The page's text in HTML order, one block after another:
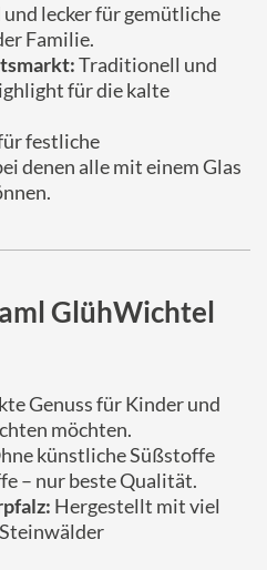
lecker für gemütliche
Familie.
Traditionell und
für die kalte
festliche
denen alle mit einem Glas
GlühWichtel
Genuss für Kinder und
möchten.
künstliche Süßstoffe
– nur beste Qualität.
Hergestellt mit viel